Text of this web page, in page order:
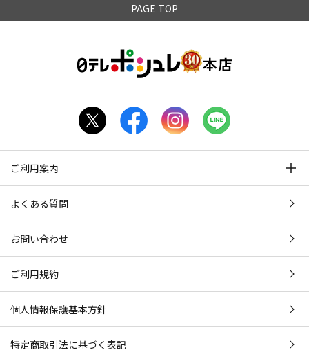
PAGE TOP
ご利用案内
よくある質問
お問い合わせ
ご利用規約
個人情報保護基本方針
特定商取引法に基づく表記